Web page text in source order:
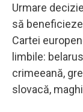
Urmare
să
Cartei
limbile:
crimeeană,
slovacă,